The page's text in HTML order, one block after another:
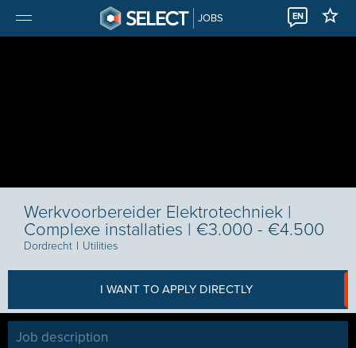
JOBS EN
Werkvoorbereider Elektrotechniek |
Complexe installaties | €3.000 - €4.500
Dordrecht I Utilities
I WANT TO APPLY DIRECTLY
Job description